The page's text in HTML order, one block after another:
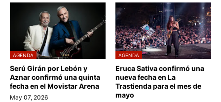
AGENDA
Serú Girán por Lebón y
Aznar confirmó una quinta
fecha en el Movistar Arena
May 07, 2026
AGENDA
Eruca Sativa confirmó una
nueva fecha en La
Trastienda para el mes de
mayo